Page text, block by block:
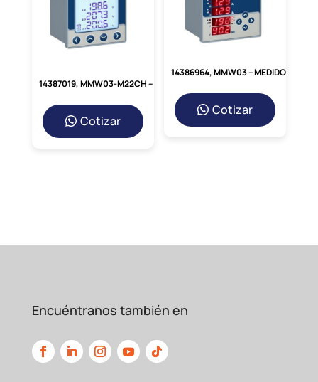
Cotizar
Cotizar
Encuéntranos también en